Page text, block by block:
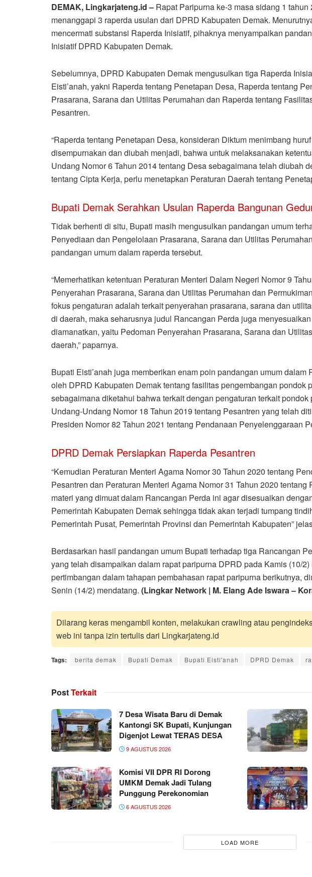
DEMAK, Lingkarjateng.id– Rapat Paripurna ke-3 masa sidang 1 tahun
menanggapi 3 raperda usulan dari DPRD Kabupaten Demak.
mencermati substansi Raperda Inisiatif, pihaknya menyampaikan
Inisiatif DPRD Kabupaten Demak.
Sebelumnya, DPRD Kabupaten Demak mengusulkan tiga Raperda
Eisti’anah, yakni Raperda tentang Penetapan Desa, Raperda tentang
Prasarana, Sarana dan Utilitas Perumahan dan Raperda tentang
Pesantren.
“Raperda tentang Penetapan Desa, konsideran Diktum menimbang
disempurnakan dan diubah menjadi, bahwa untuk melaksanakan
Undang Nomor 6 Tahun 2014 tentang Desa sebagaimana telah diubah
tentang Cipta Kerja, perlu menetapkan Peraturan Daerah tentang
Bupati Demak Serahkan Usulan Raperda Bangunan
Tidak berhenti di situ, Bupati masih mengusulkan pandangan umum
Penyediaan dan Pengelolaan Prasarana, Sarana dan Utilitas
pandangan umum dalam raperda tersebut.
“Memerhatikan ketentuan Peraturan Menteri Dalam Negeri Nomor 9
Penyerahan Prasarana, Sarana dan Utilitas Perumahan dan
fokus pengaturan adalah terkait penyerahan prasarana, sarana dan
di daerah, maka seharusnya judul Rancangan Perda juga
diamanatkan, yaitu Pedoman Penyerahan Prasarana, Sarana dan
daerah,” paparnya.
Bupati Eisti’anah juga memberikan enam poin pandangan umum dalam
oleh DPRD Kabupaten Demak tentang fasilitas pengembangan pondok
sebagaimana diketahui bahwa terkait dengan pengaturan terkait
Undang-Undang Nomor 18 Tahun 2019 tentang Pesantren yang telah
Presiden Nomor 82 Tahun 2021 tentang Pendanaan Penyelenggaraan
DPRD Demak Persiapkan Raperda Pesantren
“Kemudian Peraturan Menteri Agama Nomor 30 Tahun 2020 tentang
Pesantren dan Peraturan Menteri Agama Nomor 31 Tahun 2020
materi yang dimuat dalam Rancangan Perda ini agar disesuaikan
Pemerintah Kabupaten Demak sehingga tidak akan terjadi tumpang
Pemerintah Pusat, Pemerintah Provinsi dan Pemerintah Kabupaten”
Berdasarkan hasil pandangan umum Bupati terhadap tiga Rancangan
yang telah disampaikan dalam rapat paripurna DPRD pada Kamis (10/
pertimbangan dalam tahapan pembahasan rapat paripurna berikutnya,
Senin (14/2) mendatang. (Lingkar Network | M. Elang Ade Iswara –
Dilarang keras mengambil konten, melakukan crawling atau
web ini tanpa izin tertulis dari Lingkarjateng.id
Tags: berita demak Bupati Demak Bupati Eisti'anah DPRD Demak
PostTerkait
7 Desa Wisata Baru di Demak
Kantongi SK Bupati, Kunjungan
Digenjot Lewat TERAS DESA
9 AGUSTUS 2026
Komisi VII DPR RI Dorong
UMKM Demak Jadi Tulang
Punggung Perekonomian
6 AGUSTUS 2026
LOAD MORE